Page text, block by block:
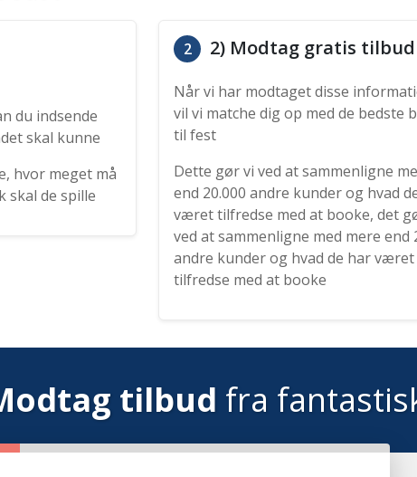
du indsende
skal kunne
hvor meget må
skal de spille
2 2) Modtag gratis tilbud
Når vi har modtaget disse
vil vi matche dig op med de bedste
til fest
Dette gør vi ved at sammenligne
end 20.000 andre kunder og hvad
været tilfredse med at booke, det
ved at sammenligne med mere end
andre kunder og hvad de har været
tilfredse med at booke
tilbud fra